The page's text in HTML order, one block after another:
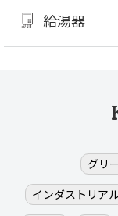
給湯器
グリ
インダストリア